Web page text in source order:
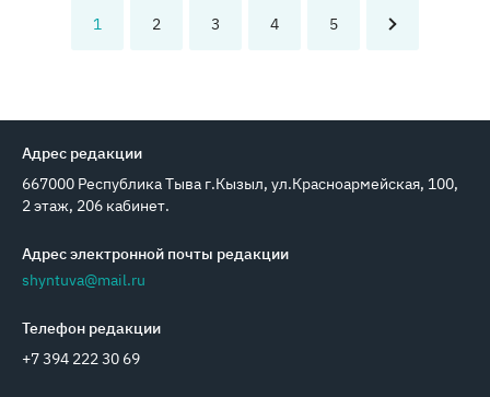
1 2 3 4 5
Адрес редакции
667000 Республика Тыва г.Кызыл, ул.Красноармейская, 100,
2 этаж, 206 кабинет.
Адрес электронной почты редакции
shyntuva@mail.ru
Телефон редакции
+7 394 222 30 69